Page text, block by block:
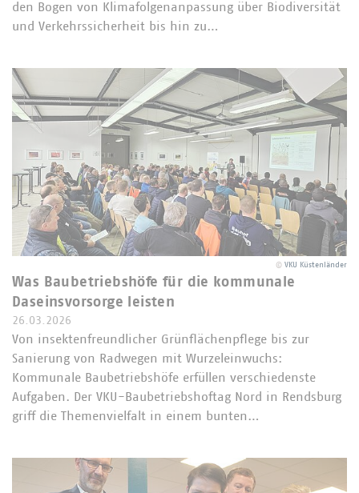
den Bogen von Klimafolgenanpassung über Biodiversität
und Verkehrssicherheit bis hin zu…
© VKU Küstenländer
Was Baubetriebshöfe für die kommunale
Daseinsvorsorge leisten
26.03.2026
Von insektenfreundlicher Grünflächenpflege bis zur
Sanierung von Radwegen mit Wurzeleinwuchs:
Kommunale Baubetriebshöfe erfüllen verschiedenste
Aufgaben. Der VKU-Baubetriebshoftag Nord in Rendsburg
griff die Themenvielfalt in einem bunten…